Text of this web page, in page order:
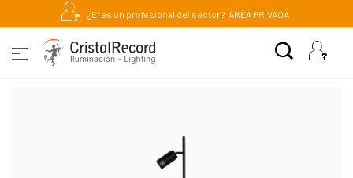
¿Eres un profesional del sector? ÁREA PRIVADA